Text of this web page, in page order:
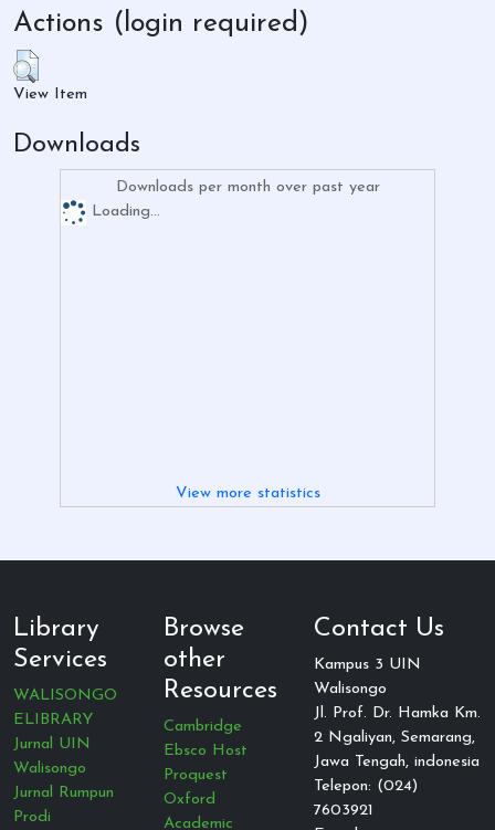
Actions (login required)
View Item
Downloads
Downloads per month over past year
Loading...
View more statistics
Library
Services
WALISONGO
ELIBRARY
Jurnal UIN
Walisongo
Jurnal Rumpun
Prodi
Browse
other
Resources
Cambridge
Ebsco Host
Proquest
Oxford
Academic
Contact Us
Kampus 3 UIN
Walisongo
Jl. Prof. Dr. Hamka Km.
2 Ngaliyan, Semarang,
Jawa Tengah, indonesia
Telepon: (024)
7603921